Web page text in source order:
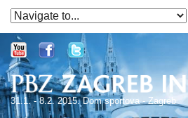
31.1. - 8.2. 2015. Dom sportova - Zagreb